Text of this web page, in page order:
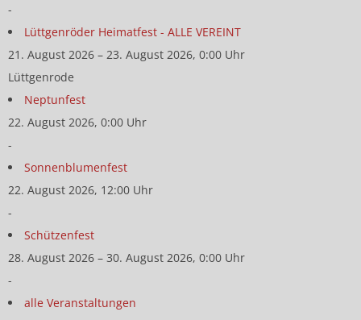
-
Lüttgenröder Heimatfest - ALLE VEREINT
21. August 2026 – 23. August 2026, 0:00 Uhr
Lüttgenrode
Neptunfest
22. August 2026, 0:00 Uhr
-
Sonnenblumenfest
22. August 2026, 12:00 Uhr
-
Schützenfest
28. August 2026 – 30. August 2026, 0:00 Uhr
-
alle Veranstaltungen